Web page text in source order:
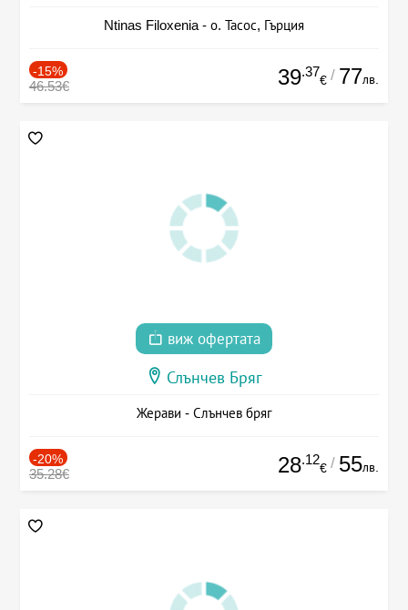
Ntinas Filoxenia - о. Тасос, Гърция
-15%
46.53€ 39.37
€ / 77лв.
виж офертата
Слънчев Бряг
Жерави - Слънчев бряг
-20%
35.28€ 28.12
€ / 55лв.